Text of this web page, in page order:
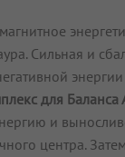
Сильная и
для Баланса
и
центра.